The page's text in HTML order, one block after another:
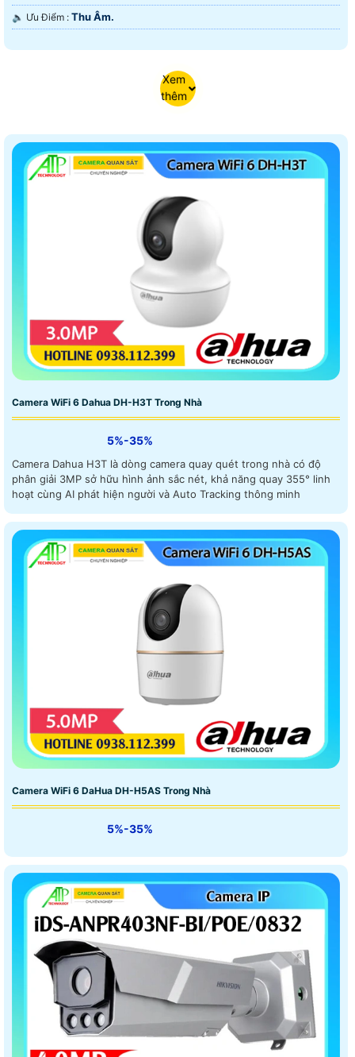
️🔈 Ưu Điểm : Thu Âm.
Xem
thêm
Camera WiFi 6 Dahua DH-H3T Trong Nhà
5%-35%
Camera Dahua H3T là dòng camera quay quét trong nhà có độ
phân giải 3MP sở hữu hình ảnh sắc nét, khả năng quay 355° linh
hoạt cùng AI phát hiện người và Auto Tracking thông minh
Camera WiFi 6 DaHua DH-H5AS Trong Nhà
5%-35%